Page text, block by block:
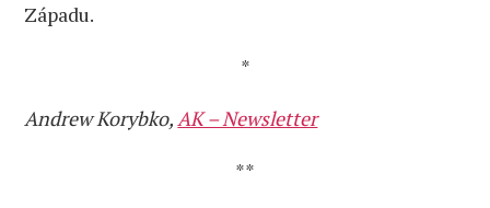
Západu.
*
Andrew Korybko,AK – Newsletter
**